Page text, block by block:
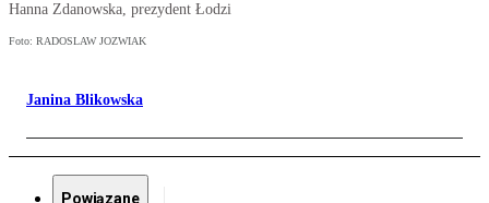
Hanna Zdanowska, prezydent Łodzi
Foto: RADOSLAW JOZWIAK
Janina Blikowska
Powiązane